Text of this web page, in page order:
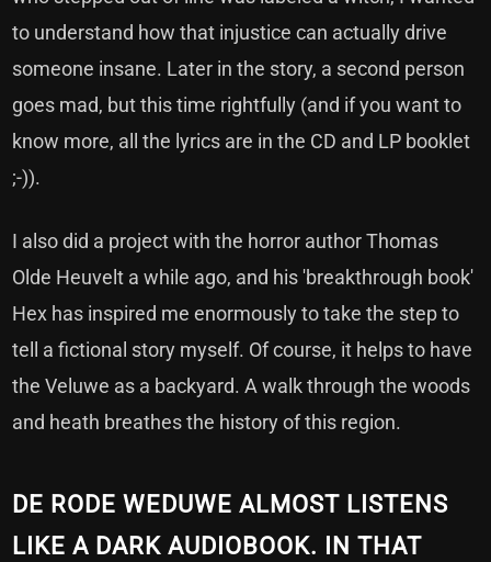
to understand how that injustice can actually drive
someone insane. Later in the story, a second person
goes mad, but this time rightfully (and if you want to
know more, all the lyrics are in the CD and LP booklet
;-)).
I also did a project with the horror author Thomas
Olde Heuvelt a while ago, and his 'breakthrough book'
Hex has inspired me enormously to take the step to
tell a fictional story myself. Of course, it helps to have
the Veluwe as a backyard. A walk through the woods
and heath breathes the history of this region.
DE RODE WEDUWE ALMOST LISTENS
LIKE A DARK AUDIOBOOK. IN THAT